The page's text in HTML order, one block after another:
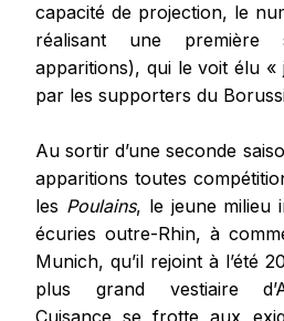
capacité de projection, le
réalisant une première
apparitions), qui le voit élu «
par les supporters du
Au sortir d’une seconde
apparitions toutes
les Poulains, le jeune milieu
écuries outre-Rhin, à
Munich, qu’il rejoint à l’été
plus grand vestiaire